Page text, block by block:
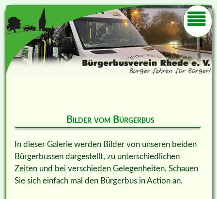
Bilder vom Bürgerbus
In dieser Galerie werden Bilder von unseren beiden
Bürgerbussen dargestellt, zu unterschiedlichen
Zeiten und bei verschieden Gelegenheiten. Schauen
Sie sich einfach mal den Bürgerbus in Action an.